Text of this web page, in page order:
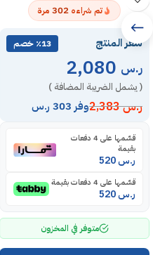
تم شراءه 302 مرة
سعر المنتج ٪13 خصم
ر.س
( يشمل الضريبة المضافة )
ر.س2,383 وفر 303 ر.س
قسّمها على 4 دفعات
بقيمة
ر.س
قسّمها على 4 دفعات بقيمة
ر.س
متوفر في المخزون